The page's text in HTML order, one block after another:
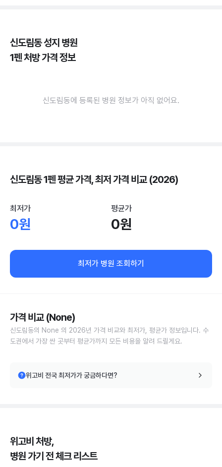
신도림동 성지 병원
1펜 처방 가격 정보
신도림동에 등록된 병원 정보가 아직 없어요.
신도림동 1펜 평균 가격, 최저 가격 비교 (2026)
최저가
0원
평균가
0원
최저가 병원 조회하기
가격 비교 (None)
신도림동의 None 의 2026년 가격 비교와 최저가, 평균가 정보입니다. 수
도권에서 가장 싼 곳부터 평균가까지 모든 비용을 알려 드릴게요.
위고비 전국 최저가가 궁금하다면?
위고비 처방,
병원 가기 전 체크 리스트